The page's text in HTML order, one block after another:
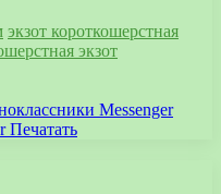
экзот короткошерстная
экзот
Messenger
Печатать